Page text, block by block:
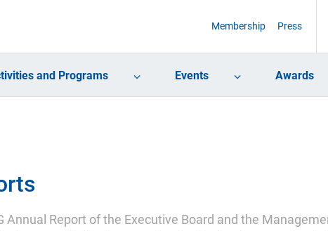
Membership Press
and Programs Events Awards
Annual Report of the Executive Board and the